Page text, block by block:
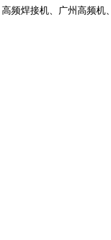
频焊接机、广州高频机、